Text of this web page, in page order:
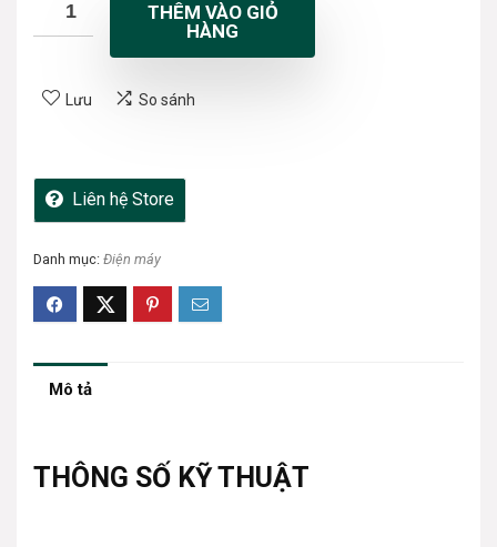
THÊM VÀO GIỎ
HÀNG
Lưu So sánh
Liên hệ Store
Danh mục: Điện máy
Mô tả
THÔNG SỐ KỸ THUẬT